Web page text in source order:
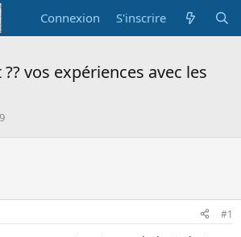
Connexion S'inscrire
vos expériences avec les
#1